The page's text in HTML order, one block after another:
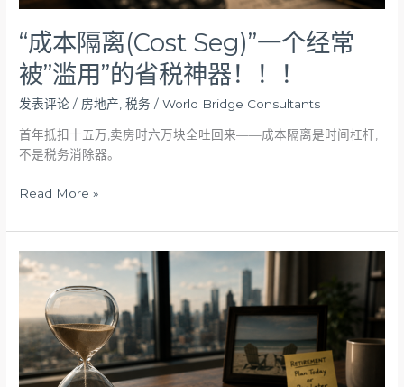
“成本隔离(Cost Seg)”一个经常
被”滥用”的省税神器！！！
发表评论 / 房地产 ,税务 /World Bridge Consultants
首年抵扣十五万,卖房时六万块全吐回来——成本隔离是时间杠杆,
不是税务消除器。
用”
的
省
税
器！！！
Read More »
“2032
休
金
将
缩